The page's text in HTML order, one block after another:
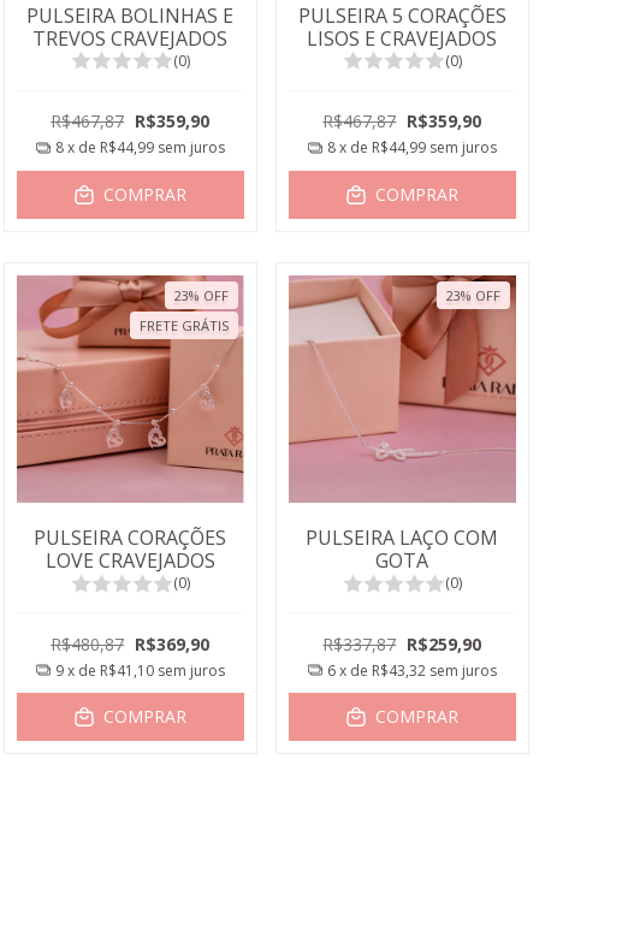
PULSEIRA BOLINHAS E
TREVOS CRAVEJADOS
(0)
R$467,87 R$359,90
8x de R$44,99 sem juros
COMPRAR
PULSEIRA 5 CORAÇÕES
LISOS E CRAVEJADOS
(0)
R$467,87 R$359,90
8x de R$44,99 sem juros
COMPRAR
23% OFF
FRETE GRÁTIS
PULSEIRA CORAÇÕES
LOVE CRAVEJADOS
(0)
R$480,87 R$369,90
9x de R$41,10 sem juros
COMPRAR
23% OFF
PULSEIRA LAÇO COM
GOTA
(0)
R$337,87 R$259,90
6x de R$43,32 sem juros
COMPRAR